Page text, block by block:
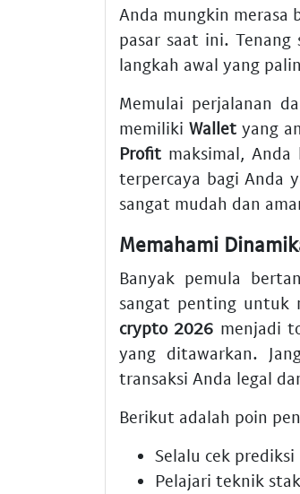
Anda mungkin merasa
pasar saat ini. Tenang
langkah awal yang
Memulai perjalanan
memiliki Wallet yang
Profit maksimal,
terpercaya bagi Anda
sangat mudah dan
Memahami
Banyak pemula
sangat penting untuk
crypto 2026 menjadi
yang ditawarkan.
transaksi Anda legal
Berikut adalah poin
Selalu cek
Pelajari teknik